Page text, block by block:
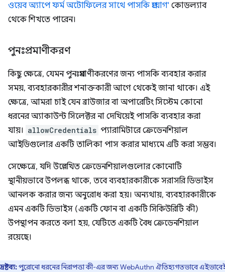
ওয়েব অ্যাপে ফর্ম অটোফিলের সাথে পাসকি প্রয়োগ' কোডল্যাব
থেকে শিখতে পারেন।
পুনঃপ্রমাণীকরণ
কিছু ক্ষেত্রে, যেমন পুনঃপ্রমাণীকরণের জন্য পাসকি ব্যবহার করার
সময়, ব্যবহারকারীর শনাক্তকারী আগে থেকেই জানা থাকে। এই
ক্ষেত্রে, আমরা চাই যেন ব্রাউজার বা অপারেটিং সিস্টেম কোনো
ধরনের অ্যাকাউন্ট সিলেক্টর না দেখিয়েই পাসকি ব্যবহার করা
যায়। allowCredentials প্যারামিটারে ক্রেডেনশিয়াল
আইডিগুলোর একটি তালিকা পাস করার মাধ্যমে এটি করা সম্ভব।
সেক্ষেত্রে, যদি উল্লেখিত ক্রেডেনশিয়ালগুলোর কোনোটি
স্থানীয়ভাবে উপলব্ধ থাকে, তবে ব্যবহারকারীকে সরাসরি ডিভাইস
আনলক করার জন্য অনুরোধ করা হয়। অন্যথায়, ব্যবহারকারীকে
এমন একটি ডিভাইস (একটি ফোন বা একটি সিকিউরিটি কী)
উপস্থাপন করতে বলা হয়, যেটিতে একটি বৈধ ক্রেডেনশিয়াল
রয়েছে।
দ্রষ্টব্য:পুরোনো ধরনের নিরাপত্তা কী-এর জন্য WebAuthn ঐতিহ্যগতভাবে